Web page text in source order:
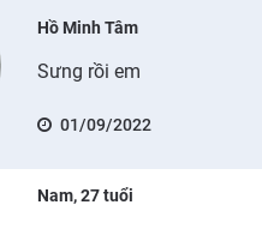
Hồ Minh Tâm
Sưng rồi em
01/09/2022
Nam, 27 tuổi